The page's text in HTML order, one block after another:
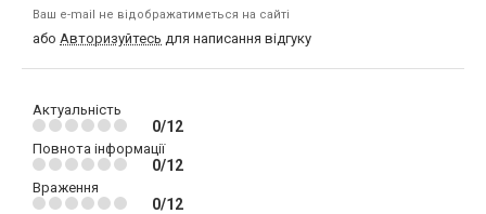
Ваш e-mail не відображатиметься на сайті
або Авторизуйтесь для написання відгуку
Актуальність
0/12
Повнота інформації
0/12
Враження
0/12